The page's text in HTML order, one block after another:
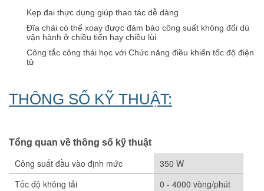
Kẹp đai thực dụng giúp thao tác dễ dàng
Đĩa chải có thể xoay được đảm bảo công suất không đổi dù
vận hành ở chiều tiến hay chiều lùi
Công tắc công thái học với Chức năng điều khiển tốc độ điện
tử
THÔNG SỐ KỸ THUẬT:
Tổng quan về thông số kỹ thuật
Công suất đầu vào định mức
350 W
Tốc độ không tải
0 - 4000 vòng/phút